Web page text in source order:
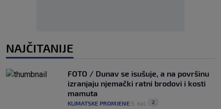
NAJČITANIJE
FOTO / Dunav se isušuje, a na površinu
izranjaju njemački ratni brodovi i kosti
mamuta
KLIMATSKE PROMJENE 5. kol. 2